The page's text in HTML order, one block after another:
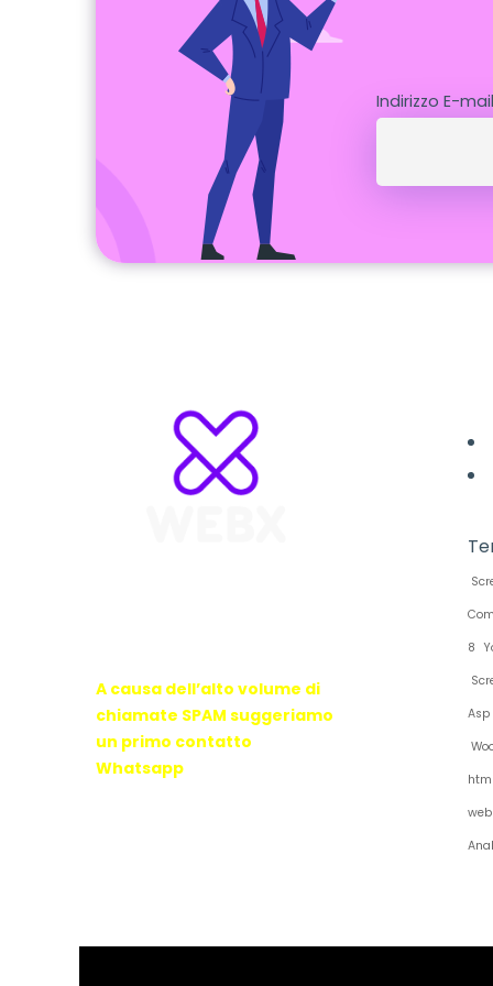
Indirizzo E-mail
A causa dell’alto volume di
chiamate SPAM suggeriamo
un primo contatto
Whatsapp
8
Asp